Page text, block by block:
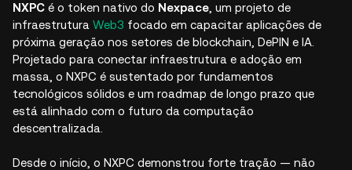
NXPC é o token nativo do Nexpace , um projeto de
infraestrutura Web3 focado em capacitar aplicações de
próxima geração nos setores de blockchain, DePIN e IA.
Projetado para conectar infraestrutura e adoção em
massa, o NXPC é sustentado por fundamentos
tecnológicos sólidos e um roadmap de longo prazo que
está alinhado com o futuro da computação
descentralizada.
Desde o início, o NXPC demonstrou forte tração — não